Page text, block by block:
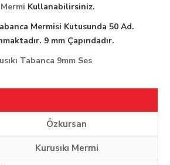
Kullanabilirsiniz.
Mermisi Kutusunda 50 Ad.
9 mm Çapındadır.
Tabanca 9mm Ses
Özkursan
Kurusıkı Mermi